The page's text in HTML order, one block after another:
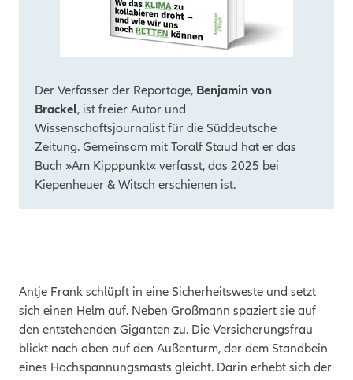
Der Verfasser der Reportage, Benjamin von
Brackel, ist freier Autor und
Wissenschaftsjournalist für die Süddeutsche
Zeitung. Gemeinsam mit Toralf Staud hat er das
Buch »Am Kipppunkt« verfasst, das 2025 bei
Kiepenheuer & Witsch erschienen ist.
Antje Frank schlüpft in eine Sicherheitsweste und setzt
sich einen Helm auf. Neben Großmann spaziert sie auf
den entstehenden Giganten zu. Die Versicherungsfrau
blickt nach oben auf den Außenturm, der dem Standbein
eines Hochspannungsmasts gleicht. Darin erhebt sich der